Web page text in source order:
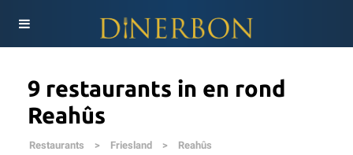
9 restaurants in en rond
Reahûs
Restaurants > Friesland > Reahûs